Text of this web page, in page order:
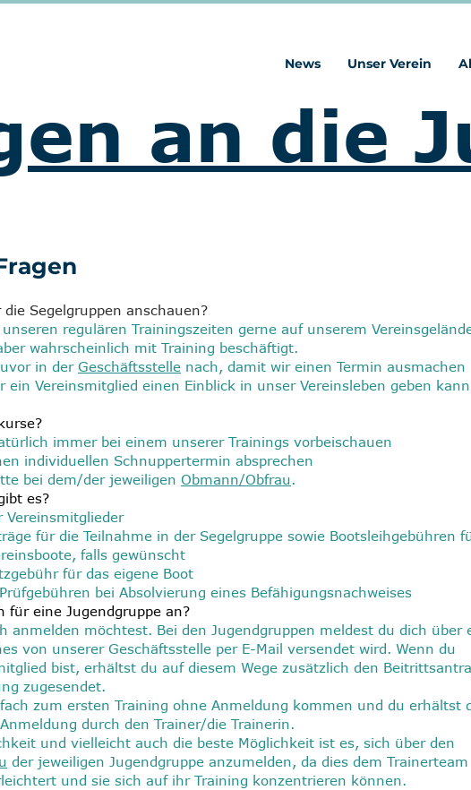
News Unser Verein
an die
die Segelgruppen anschauen?
regulären Trainingszeiten gerne auf unserem
wahrscheinlich mit Training beschäftigt.
in der Geschäftsstelle nach, damit wir einen Termin ausmachen
ein Vereinsmitglied einen Einblick in unser Vereinsleben geben
immer bei einem unserer Trainings vorbeischauen
individuellen Schnuppertermin absprechen
bei dem/der jeweiligen Obmann/Obfrau.
es?
Vereinsmitglieder
für die Teilnahme in der Segelgruppe sowie Bootsleihgebühren
falls gewünscht
für das eigene Boot
bei Absolvierung eines Befähigungsnachweises
für eine Jugendgruppe an?
anmelden möchtest. Bei den Jugendgruppen meldest du dich über
von unserer Geschäftsstelle per E-Mail versendet wird. Wenn du
bist, erhältst du auf diesem Wege zusätzlich den
zugesendet.
zum ersten Training ohne Anmeldung kommen und du erhältst
durch den Trainer/die Trainerin.
und vielleicht auch die beste Möglichkeit ist es, sich über den
der jeweiligen Jugendgruppe anzumelden, da dies dem Trainerteam
und sie sich auf ihr Training konzentrieren können.